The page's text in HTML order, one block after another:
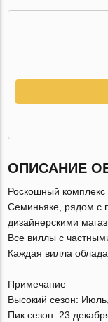
ОПИСАНИЕ
Роскошный
Семиньяке, рядом с
дизайнерскими
Все виллы с
Каждая вилла
Примечание
Высокий сезон: Июль,
Пик сезон: 23